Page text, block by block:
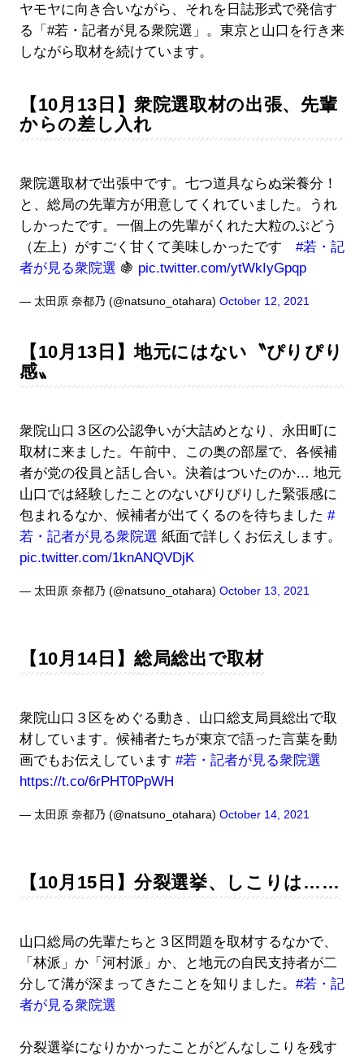
ヤモヤに向き合いながら、それを日誌形式で発信す
る「#若・記者が見る衆院選」。東京と山口を行き来
しながら取材を続けています。
【10月13日】衆院選取材の出張、先輩
からの差し入れ
衆院選取材で出張中です。七つ道具ならぬ栄養分！
と、総局の先輩方が用意してくれていました。うれ
しかったです。一個上の先輩がくれた大粒のぶどう
（左上）がすごく甘くて美味しかったです #若・記
者が見る衆院選 🍇 pic.twitter.com/ytWkIyGpqp
— 太田原 奈都乃 (@natsuno_otahara) October 12, 2021
【10月13日】地元にはない〝ぴりぴり
感〟
衆院山口３区の公認争いが大詰めとなり、永田町に
取材に来ました。午前中、この奥の部屋で、各候補
者が党の役員と話し合い。決着はついたのか… 地元
山口では経験したことのないぴりぴりした緊張感に
包まれるなか、候補者が出てくるのを待ちました #
若・記者が見る衆院選 紙面で詳しくお伝えします。
pic.twitter.com/1knANQVDjK
— 太田原 奈都乃 (@natsuno_otahara) October 13, 2021
【10月14日】総局総出で取材
衆院山口３区をめぐる動き、山口総支局員総出で取
材しています。候補者たちが東京で語った言葉を動
画でもお伝えしています #若・記者が見る衆院選
https://t.co/6rPHT0PpWH
— 太田原 奈都乃 (@natsuno_otahara) October 14, 2021
【10月15日】分裂選挙、しこりは……
山口総局の先輩たちと３区問題を取材するなかで、
「林派」か「河村派」か、と地元の自民支持者が二
分して溝が深まってきたことを知りました。 #若・記
者が見る衆院選
分裂選挙になりかかったことがどんなしこりを残す